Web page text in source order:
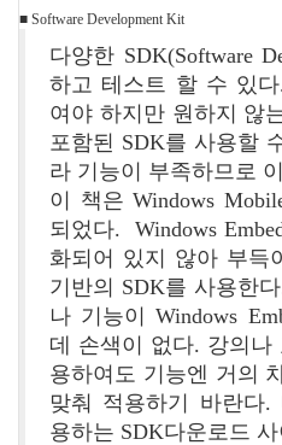
■ Software Development Kit
다양한 SDK(Software
하고 테스트 할 수 있
여야 하지만 원하지 않
포함된 SDK를 사용할
라 기능이 부족하므로
이 책은 Windows
되었다. Windows
화되어 있지 않아 부득
기반의 SDK를 사용한
나 기능이 Windows
데 손색이 없다. 강의
용하여도 기능엔 거의
맞춰 적용하기 바란다
용하는 SDK다운로드